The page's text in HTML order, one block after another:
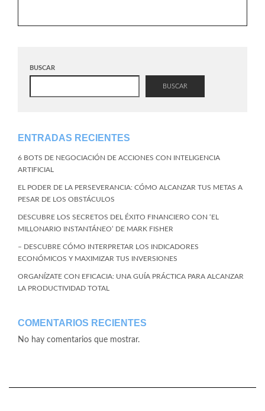
BUSCAR
BUSCAR
ENTRADAS RECIENTES
6 BOTS DE NEGOCIACIÓN DE ACCIONES CON INTELIGENCIA
ARTIFICIAL
EL PODER DE LA PERSEVERANCIA: CÓMO ALCANZAR TUS METAS A
PESAR DE LOS OBSTÁCULOS
DESCUBRE LOS SECRETOS DEL ÉXITO FINANCIERO CON ‘EL
MILLONARIO INSTANTÁNEO’ DE MARK FISHER
– DESCUBRE CÓMO INTERPRETAR LOS INDICADORES
ECONÓMICOS Y MAXIMIZAR TUS INVERSIONES
ORGANÍZATE CON EFICACIA: UNA GUÍA PRÁCTICA PARA ALCANZAR
LA PRODUCTIVIDAD TOTAL
COMENTARIOS RECIENTES
No hay comentarios que mostrar.